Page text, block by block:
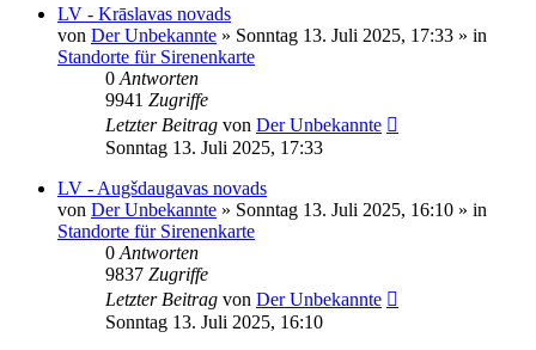
LV - Krāslavas novads
von Der Unbekannte » Sonntag 13. Juli 2025, 17:33 » in
Standorte für Sirenenkarte
0 Antworten
9941 Zugriffe
Letzter Beitrag von Der Unbekannte
Sonntag 13. Juli 2025, 17:33
LV - Augšdaugavas novads
von Der Unbekannte » Sonntag 13. Juli 2025, 16:10 » in
Standorte für Sirenenkarte
0 Antworten
9837 Zugriffe
Letzter Beitrag von Der Unbekannte
Sonntag 13. Juli 2025, 16:10